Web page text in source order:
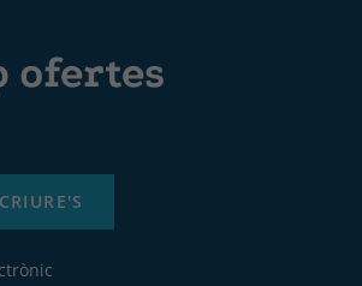
ofertes